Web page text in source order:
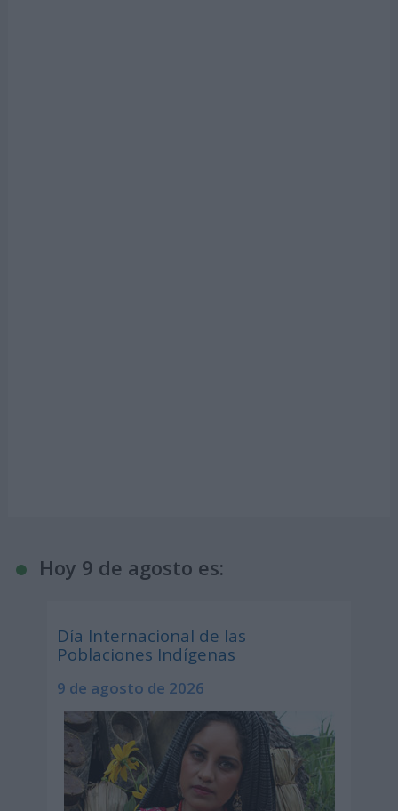
Hoy 9 de agosto es:
Día Internacional de las
Poblaciones Indígenas
9 de agosto de 2026